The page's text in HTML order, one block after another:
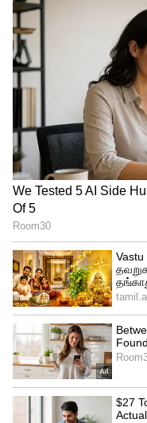
போலவே
பாய்ந்தது.
பலத்துடன்
வினாடியில்,
இருந்த பேட்
கையை விட்டு
சுழன்றபடி
இருந்த
ஸ்டம்பின் மீது
விழுந்தன.
சாய் சுதர்சன்
9 பந்துகளில் 14
நிலையில், சாய்
விசித்திரமான
பறிகொடுத்தது
மைதானத்தையும்